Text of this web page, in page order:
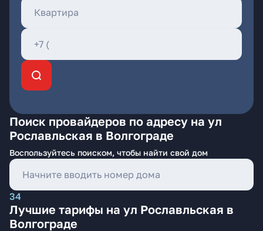
Поиск провайдеров по адресу на ул
Рославльская в Волгограде
Воспользуйтесь поиском, чтобы найти свой дом
34
Лучшие тарифы на ул Рославльская в
Волгограде